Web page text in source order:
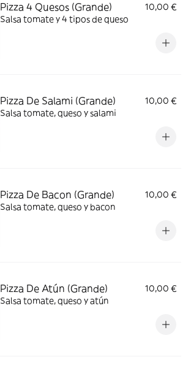
Pizza 4 Quesos (Grande)
10,00 €
Salsa tomate y 4 tipos de queso
Pizza De Salami (Grande)
10,00 €
Salsa tomate, queso y salami
Pizza De Bacon (Grande)
10,00 €
Salsa tomate, queso y bacon
Pizza De Atún (Grande)
10,00 €
Salsa tomate, queso y atún